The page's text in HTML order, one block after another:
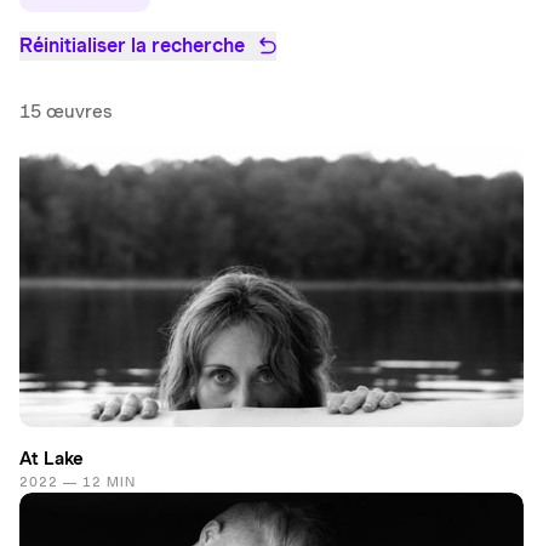
Réinitialiser la recherche
15 œuvres
At Lake
2022 — 12 MIN